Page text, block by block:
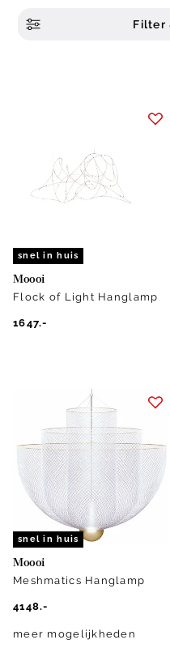
Filter
snel in huis
Moooi
Flock of Light Hanglamp
1647.-
snel in huis
Moooi
Meshmatics Hanglamp
4148.-
meer mogelijkheden